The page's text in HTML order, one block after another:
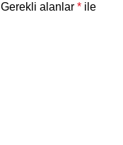
Gerekli alanlar * ile